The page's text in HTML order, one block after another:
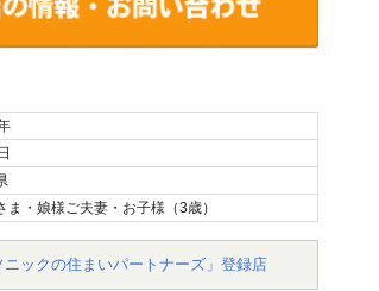
ま・娘様ご夫妻・お子様（3歳）
ニックの住まいパートナーズ」登録店